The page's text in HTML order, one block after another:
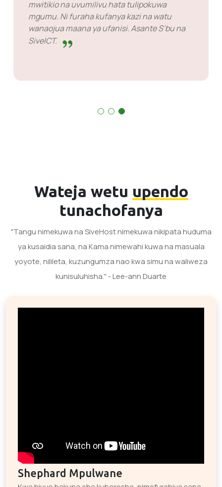
mwitikio na uvumilivu hata tulipokuwa
mgumu. Ni furaha kufanya kazi na watu
wanaojua maana ya ufanisi. Asante S’bu na
SiveICT.
Wateja wetu upendo
tunachofanya
"Tangu nimekuwa na SiveHost nimekuwa nikipata huduma
ya kusaidia sana, na Kama nimewahi kuwa na masuala
yoyote, nilileta, kuzungumza nao kwa simu na waliweza
kunisuluhisha." - Lee-ann Duarte
Shephard Mpulwane